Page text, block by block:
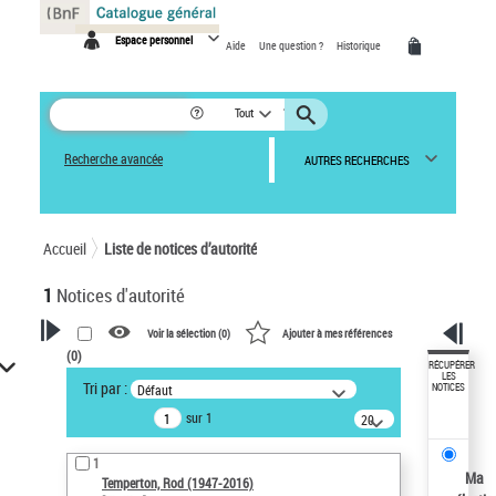
Espace personnel Aide Une question ? Historique
Tout
Recherche avancée AUTRES RECHERCHES
Accueil Liste de notices d’autorité
1 Notices d'autorité
VOTRE RECHERCHE
Recherche avancée dans les
notices d’autorité
Œuvres liées à l'auteur :
Temperton, Rod (1947-2016)
Voir la sélection (0) Ajouter à mes références
(0)
Tri par : Défaut
sur 1
20
résultats/page
1
Temperton, Rod (1947-2016)
RÉCUPÉRER
LES
NOTICES
Ma
Panneau de gestion des cookies